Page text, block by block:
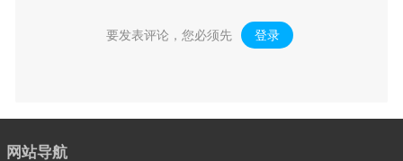
要发表评论，您必须先 登录 。
网站导航